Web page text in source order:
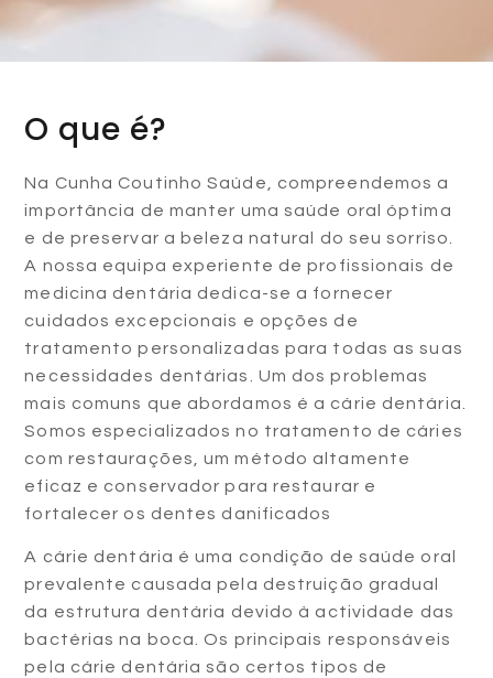
O que é?
Na Cunha Coutinho Saúde, compreendemos a
importância de manter uma saúde oral óptima
e de preservar a beleza natural do seu sorriso.
A nossa equipa experiente de profissionais de
medicina dentária dedica-se a fornecer
cuidados excepcionais e opções de
tratamento personalizadas para todas as suas
necessidades dentárias. Um dos problemas
mais comuns que abordamos é a cárie dentária.
Somos especializados no tratamento de cáries
com restaurações, um método altamente
eficaz e conservador para restaurar e
fortalecer os dentes danificados
A cárie dentária é uma condição de saúde oral
prevalente causada pela destruição gradual
da estrutura dentária devido à actividade das
bactérias na boca. Os principais responsáveis
pela cárie dentária são certos tipos de